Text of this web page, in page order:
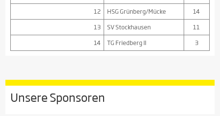
12
HSG Grünberg/Mücke
14
13
SV Stockhausen
11
14
TG Friedberg II 3
Unsere Sponsoren